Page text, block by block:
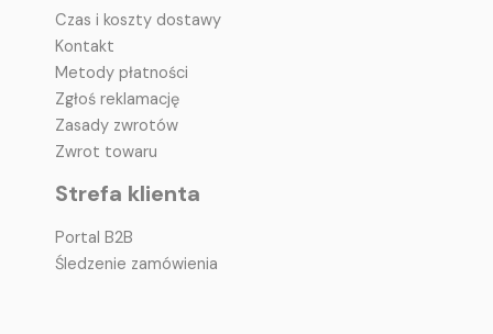
Czas i koszty dostawy
Kontakt
Metody płatności
Zgłoś reklamację
Zasady zwrotów
Zwrot towaru
Strefa klienta
Portal B2B
Śledzenie zamówienia